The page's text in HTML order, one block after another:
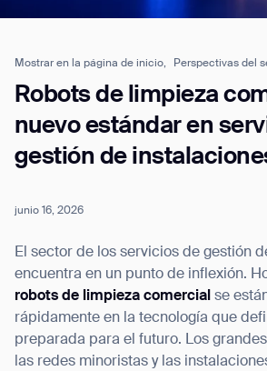
Mostrar en la página de inicio, Perspectivas del
Robots de limpieza
nuevo estándar en
gestión de
junio 16, 2026
El sector de los servicios de gestión
encuentra en un punto de inflexión.
robots de limpieza comercial se
rápidamente en la tecnología que
preparada para el futuro. Los
las redes minoristas y las
Job title*
Phone Number*
How did you hear about us?*
Country/Region*
Province/State*
Inquiry Type*
Comments